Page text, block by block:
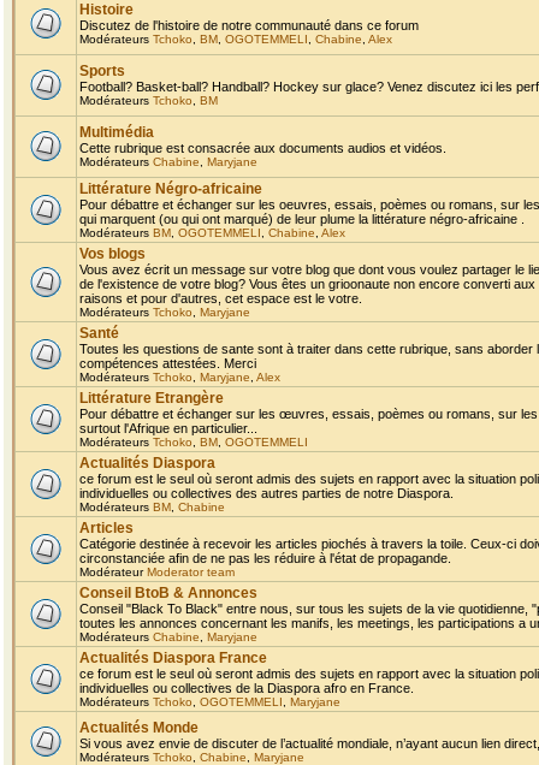
Histoire
Discutez de l'histoire de notre communauté dans ce forum
Modérateurs Tchoko BM OGOTEMMELI Chabine Alex
Sports
Football? Basket-ball? Handball? Hockey sur glace? Venez discutez ici les
Modérateurs Tchoko BM
Multimédia
Cette rubrique est consacrée aux documents audios et vidéos.
Modérateurs Chabine Maryjane
Littérature Négro-africaine
Pour débattre et échanger sur les oeuvres, essais, poèmes ou romans, sur
qui marquent (ou qui ont marqué) de leur plume la littérature négro-africaine .
Modérateurs BM OGOTEMMELI Chabine Alex
Vos blogs
Vous avez écrit un message sur votre blog que dont vous voulez partager le
de l'existence de votre blog? Vous êtes un grioonaute non encore converti
raisons et pour d'autres, cet espace est le votre.
Modérateurs Tchoko Maryjane
Santé
Toutes les questions de sante sont à traiter dans cette rubrique, sans
compétences attestées. Merci
Modérateurs Tchoko Maryjane Alex
Littérature Etrangère
Pour débattre et échanger sur les œuvres, essais, poèmes ou romans, sur
surtout l'Afrique en particulier...
Modérateurs Tchoko BM OGOTEMMELI
Actualités Diaspora
ce forum est le seul où seront admis des sujets en rapport avec la situation
individuelles ou collectives des autres parties de notre Diaspora.
Modérateurs BM Chabine
Articles
Catégorie destinée à recevoir les articles piochés à travers la toile. Ceux-ci
circonstanciée afin de ne pas les réduire à l'état de propagande.
ModérateurModerator team
Conseil BtoB & Annonces
Conseil "Black To Black" entre nous, sur tous les sujets de la vie
toutes les annonces concernant les manifs, les meetings, les participations a
Modérateurs Chabine Maryjane
Actualités Diaspora France
ce forum est le seul où seront admis des sujets en rapport avec la situation
individuelles ou collectives de la Diaspora afro en France.
Modérateurs Tchoko OGOTEMMELI Maryjane
Actualités Monde
Si vous avez envie de discuter de l’actualité mondiale, n’ayant aucun lien
Modérateurs Tchoko Chabine Maryjane